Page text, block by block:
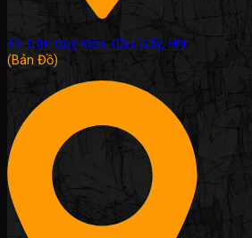
19 Trần Quý Kiên, Cầu Giấy, HN.
(Bản Đồ)